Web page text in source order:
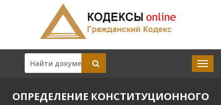
ОПРЕДЕЛЕНИЕ КОНСТИТУЦИОННОГО